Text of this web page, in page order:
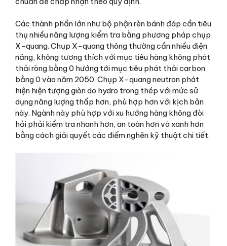
Các thành phần lớn như bộ phận rèn bánh đáp cần tiêu
thụ nhiều năng lượng kiểm tra bằng phương pháp chụp
X-quang. Chụp X-quang thông thường cần nhiều điện
năng, không tương thích với mục tiêu hàng không phát
thải ròng bằng 0 hướng tới mục tiêu phát thải carbon
bằng 0 vào năm 2050. Chụp X-quang neutron phát
hiện hiện tượng giòn do hydro trong thép với mức sử
dụng năng lượng thấp hơn, phù hợp hơn với kịch bản
này. Ngành này phù hợp với xu hướng hàng không đòi
hỏi phải kiểm tra nhanh hơn, an toàn hơn và xanh hơn
bằng cách giải quyết các điểm nghẽn kỹ thuật chi tiết.